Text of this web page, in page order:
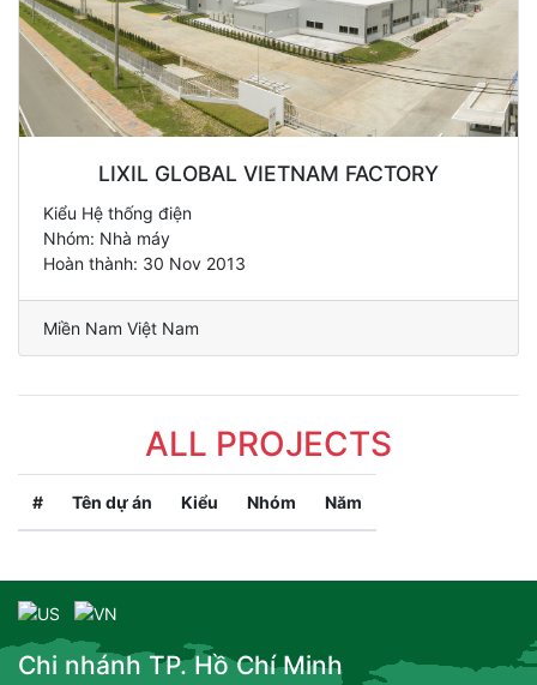
LIXIL GLOBAL VIETNAM FACTORY
Kiểu Hệ thống điện
Nhóm: Nhà máy
Hoàn thành: 30 Nov 2013
Miền Nam Việt Nam
ALL PROJECTS
# Tên dự án Kiểu Nhóm Năm
Chi nhánh TP. Hồ Chí Minh